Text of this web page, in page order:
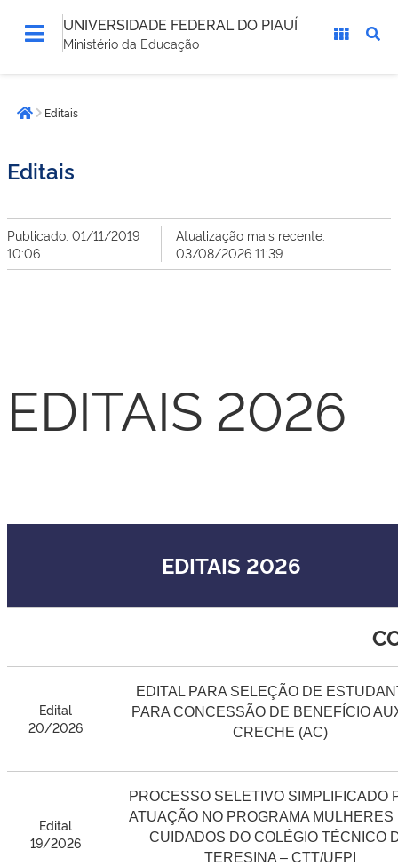
UNIVERSIDADE FEDERAL DO PIAUÍ
Ministério da Educação
está
aqui:Página inicial
Editais
Editais
Publicado: 01/11/2019
10:06
Atualização mais recente:
03/08/2026 11:39
EDITAIS 2026
EDITAIS 2026
Edital
20/2026
EDITAL PARA SELEÇÃO DE
PARA CONCESSÃO DE BENEFÍCIO
CRECHE (AC)
Edital
19/2026
PROCESSO SELETIVO SIMPLIFICADO
ATUAÇÃO NO PROGRAMA MULHERES
CUIDADOS DO COLÉGIO TÉCNICO
TERESINA – CTT/UFPI